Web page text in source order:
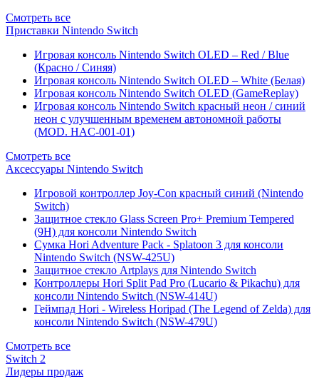
Смотреть все
Приставки Nintendo Switch
Игровая консоль Nintendo Switch OLED – Red / Blue
(Красно / Синяя)
Игровая консоль Nintendo Switch OLED – White (Белая)
Игровая консоль Nintendo Switch OLED (GameReplay)
Игровая консоль Nintendo Switch красный неон / синий
неон с улучшенным временем автономной работы
(MOD. HAC-001-01)
Смотреть все
Аксессуары Nintendo Switch
Игровой контроллер Joy-Con красный синий (Nintendo
Switch)
Защитное стекло Glass Screen Pro+ Premium Tempered
(9H) для консоли Nintendo Switch
Сумка Hori Adventure Pack - Splatoon 3 для консоли
Nintendo Switch (NSW-425U)
Защитное стекло Artplays для Nintendo Switch
Контроллеры Hori Split Pad Pro (Lucario & Pikachu) для
консоли Nintendo Switch (NSW-414U)
Геймпад Hori - Wireless Horipad (The Legend of Zelda) для
консоли Nintendo Switch (NSW-479U)
Смотреть все
Switch 2
Лидеры продаж